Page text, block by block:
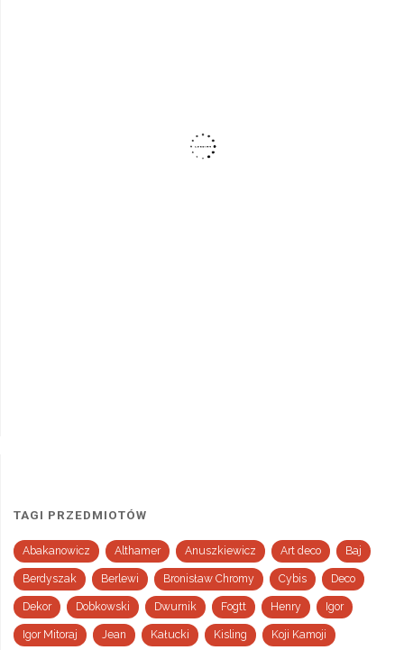
TAGI PRZEDMIOTÓW
Abakanowicz Althamer Anuszkiewicz Art deco Baj
Berdyszak Berlewi Bronisław Chromy Cybis Deco
Dekor Dobkowski Dwurnik Fogtt Henry Igor
Igor Mitoraj Jean Kałucki Kisling Koji Kamoji